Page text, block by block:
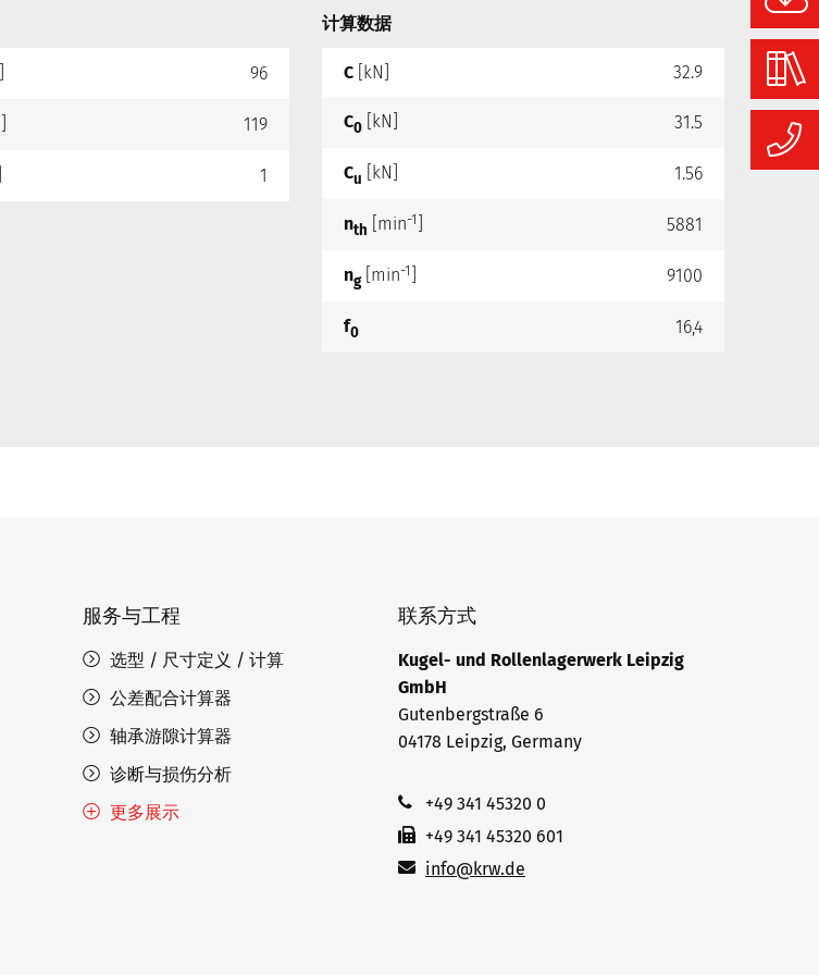
96
119
1
计算数据
C [kN] 32.9
C0 [kN] 31.5
Cu [kN] 1.56
nth [min-1 5881
ng[min-1 9100
f0 16,4
服务与工程
选型 / 尺寸定义 / 计算
公差配合计算器
轴承游隙计算器
诊断与损伤分析
更多展示
联系方式
Kugel- und Rollenlagerwerk Leipzig
GmbH
Gutenbergstraße 6
04178 Leipzig, Germany
+49 341 45320 0
+49 341 45320 601
info@krw.de